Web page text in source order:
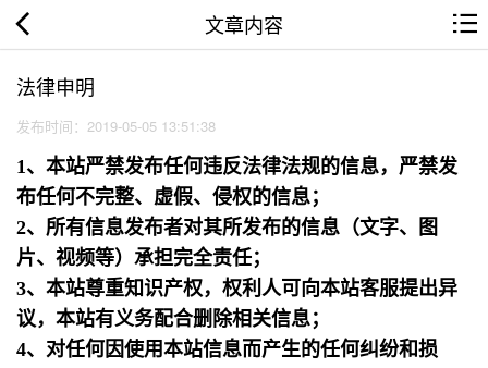
文章内容
法律申明
发布时间：2019-05-05 13:51:38
1、本站严禁发布任何违反法律法规的信息，严禁发
布任何不完整、虚假、侵权的信息；
2、所有信息发布者对其所发布的信息（文字、图
片、视频等）承担完全责任；
3、本站尊重知识产权，权利人可向本站客服提出异
议，本站有义务配合删除相关信息；
4、对任何因使用本站信息而产生的任何纠纷和损